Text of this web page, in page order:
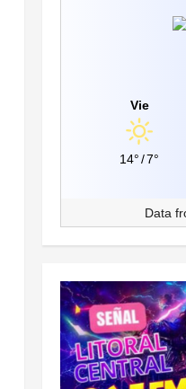
Vie
14° /7°
Data